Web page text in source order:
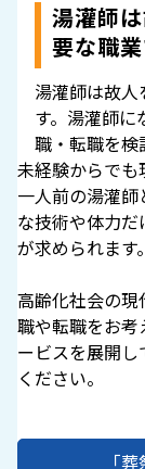
湯灌師
要な職
湯灌師は故
す。湯灌師
職・転職を検
未経験からでも
一人前の湯灌
な技術や体力
が求められます。
高齢化社会の
職や転職をお
ービスを展開
ください。
「